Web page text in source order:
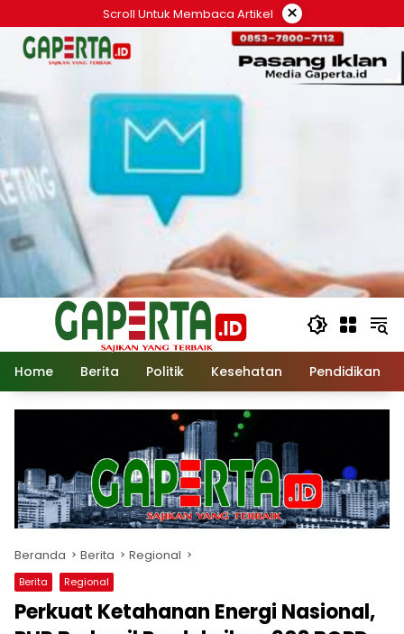
ke
konten
Scroll Untuk Membaca Artikel ×
Home Berita Politik Kesehatan Pendidikan
Beranda Berita Regional
Berita Regional
Perkuat Ketahanan Energi Nasional,